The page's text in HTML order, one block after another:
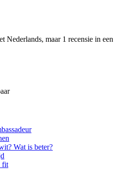
Nederlands, maar 1 recensie in een
Wat is beter?
fit